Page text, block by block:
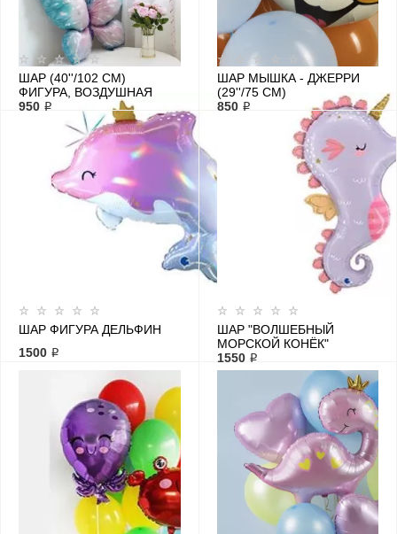
ШАР (40''/102 СМ)
ФИГУРА, ВОЗДУШНАЯ
БАБОЧКА
950 ₽
ШАР МЫШКА - ДЖЕРРИ
(29''/75 СМ)
850 ₽
ШАР ФИГУРА ДЕЛЬФИН
1500 ₽
ШАР "ВОЛШЕБНЫЙ
МОРСКОЙ КОНЁК"
1550 ₽